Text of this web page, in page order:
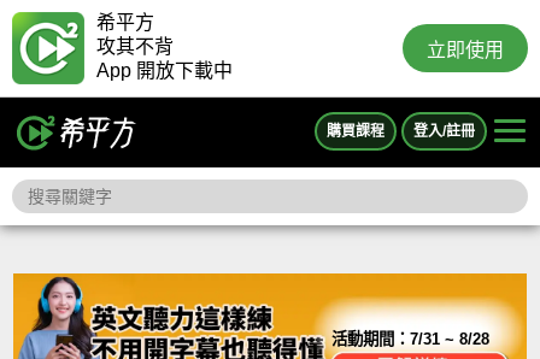
希平方
攻其不背
App 開放下載中
立即使用
購買課程 登入/註冊
活動期間：7/31 ~ 8/28